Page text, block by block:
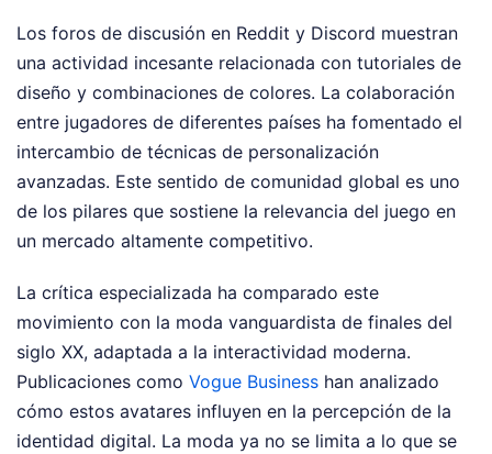
Los foros de discusión en Reddit y Discord muestran
una actividad incesante relacionada con tutoriales de
diseño y combinaciones de colores. La colaboración
entre jugadores de diferentes países ha fomentado el
intercambio de técnicas de personalización
avanzadas. Este sentido de comunidad global es uno
de los pilares que sostiene la relevancia del juego en
un mercado altamente competitivo.
La crítica especializada ha comparado este
movimiento con la moda vanguardista de finales del
siglo XX, adaptada a la interactividad moderna.
Publicaciones como Vogue Business han analizado
cómo estos avatares influyen en la percepción de la
identidad digital. La moda ya no se limita a lo que se